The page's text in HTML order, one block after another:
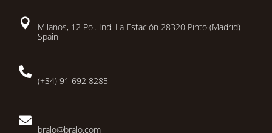

Milanos, 12 Pol. Ind. La Estación 28320 Pinto (Madrid)
Spain

(+34) 91 692 8285

bralo@bralo.com